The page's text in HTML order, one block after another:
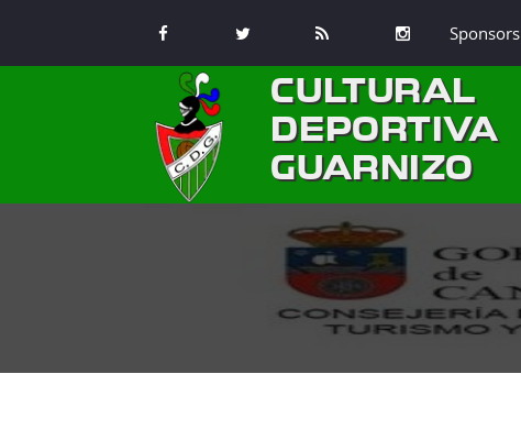
Sponsors
CULTURAL
DEPORTIVA
GUARNIZO